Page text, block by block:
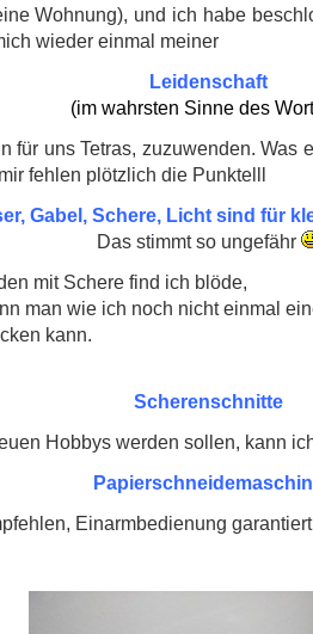
Wohnung), und ich habe
wieder einmal meiner
Leidenschaft
(im wahrsten Sinne des
für uns Tetras, zuzuwenden. Was
fehlen plötzlich die Punktelll
Gabel, Schere, Licht sind für
Das stimmt so ungefähr
mit Schere find ich blöde,
man wie ich noch nicht einmal
kann.
Scherenschnitte
Hobbys werden sollen, kann
Einarmbedienung garantiert